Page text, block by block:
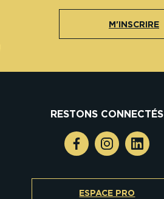
M'INSCRIRE
RESTONS CONNECTÉS
ESPACE PRO